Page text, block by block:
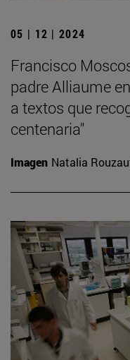
05 | 12 | 2024
Francisco
padre Alliaume
a textos que
centenaria"
Imagen Natalia